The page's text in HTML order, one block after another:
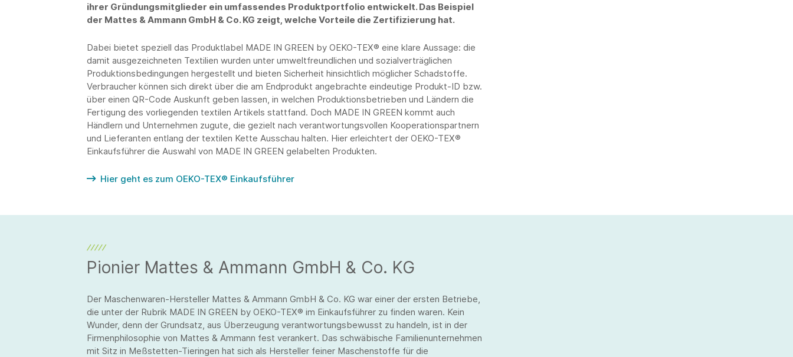
ihrer Gründungsmitglieder ein umfassendes Produktportfolio entwickelt. Das Beispiel
der Mattes & Ammann GmbH & Co. KG zeigt, welche Vorteile die Zertifizierung hat.
Dabei bietet speziell das Produktlabel MADE IN GREEN by OEKO-TEX® eine klare Aussage: die
damit ausgezeichneten Textilien wurden unter umweltfreundlichen und sozialverträglichen
Produktionsbedingungen hergestellt und bieten Sicherheit hinsichtlich möglicher Schadstoffe.
Verbraucher können sich direkt über die am Endprodukt angebrachte eindeutige Produkt-ID bzw.
über einen QR-Code Auskunft geben lassen, in welchen Produktionsbetrieben und Ländern die
Fertigung des vorliegenden textilen Artikels stattfand. Doch MADE IN GREEN kommt auch
Händlern und Unternehmen zugute, die gezielt nach verantwortungsvollen Kooperationspartnern
und Lieferanten entlang der textilen Kette Ausschau halten. Hier erleichtert der OEKO-TEX®
Einkaufsführer die Auswahl von MADE IN GREEN gelabelten Produkten.
Hier geht es zum OEKO-TEX® Einkaufsführer
Pionier Mattes & Ammann GmbH & Co. KG
Der Maschenwaren-Hersteller Mattes & Ammann GmbH & Co. KG war einer der ersten Betriebe,
die unter der Rubrik MADE IN GREEN by OEKO-TEX® im Einkaufsführer zu finden waren. Kein
Wunder, denn der Grundsatz, aus Überzeugung verantwortungsbewusst zu handeln, ist in der
Firmenphilosophie von Mattes & Ammann fest verankert. Das schwäbische Familienunternehmen
mit Sitz in Meßstetten-Tieringen hat sich als Hersteller feiner Maschenstoffe für die